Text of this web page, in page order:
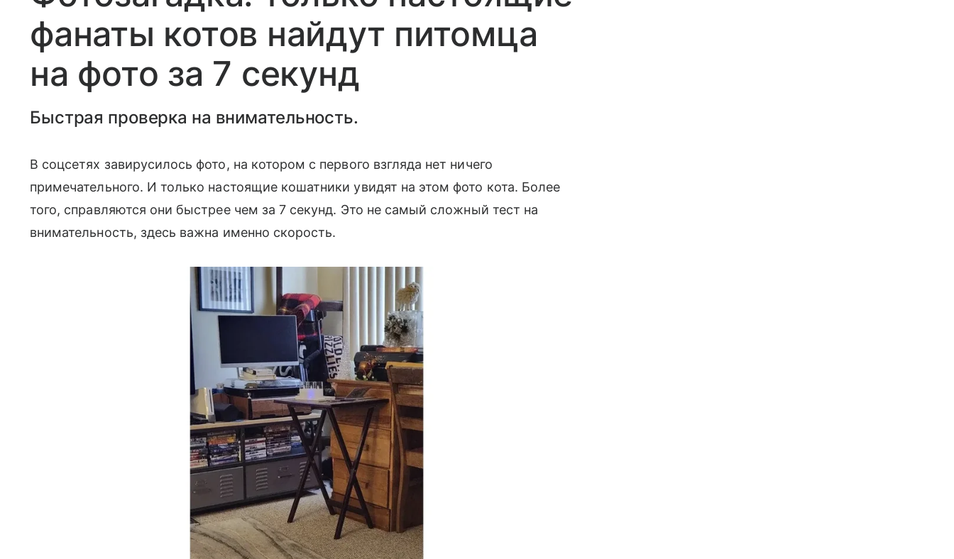
фанаты котов найдут питомца
на фото за 7 секунд
Быстрая проверка на внимательность.
В соцсетях завирусилось фото, на котором с первого взгляда нет ничего
примечательного. И только настоящие кошатники увидят на этом фото кота. Более
того, справляются они быстрее чем за 7 секунд. Это не самый сложный тест на
внимательность, здесь важна именно скорость.